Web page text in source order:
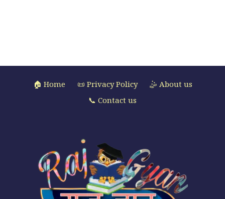
🏠 Home 📜 Privacy Policy
🤹 About us
📞 Contact us